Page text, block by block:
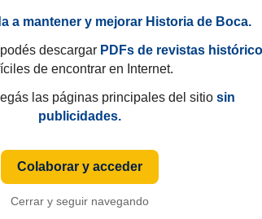
a mantener y mejorar Historia de Boca.
descargar PDFs de revistas
de encontrar en Internet.
las páginas principales del sitio sin
publicidades.
Colaborar y acceder
Cerrar y seguir navegando